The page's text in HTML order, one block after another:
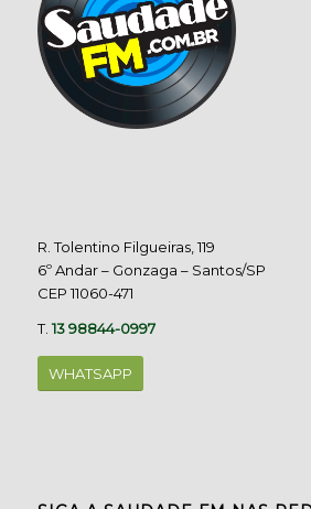
R. Tolentino Filgueiras, 119
6º Andar – Gonzaga – Santos/SP
CEP 11060-471
T.13 98844-0997
WHATSAPP